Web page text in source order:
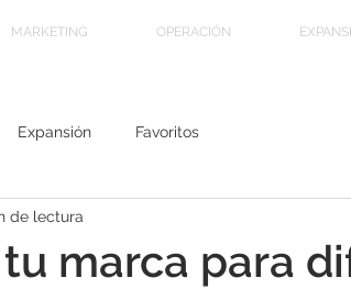
MARKETING OPERACIÓN
Expansión Favoritos
marca para
de lectura